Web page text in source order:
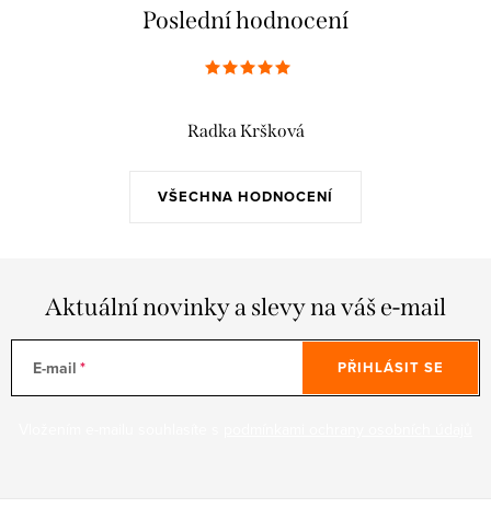
Poslední hodnocení
VŠECHNA HODNOCENÍ
Radka Kršková
Aktuální novinky a slevy na váš e-mail
E-mail PŘIHLÁSIT SE